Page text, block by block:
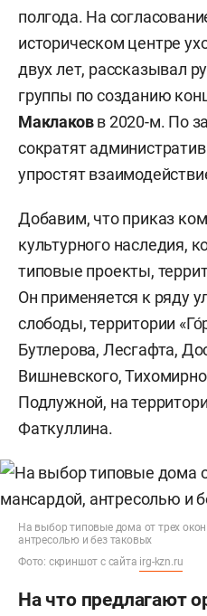
полгода. На
историческом центре
двух лет, рассказывал
группы по созданию
Маклаковв 2020-м. По
сократят
упростят
Добавим, что приказ
культурного наследия,
типовые проекты,
Он применяется к ряду
слободы, территории
Бутлерова, Лесгафта,
Вишневского,
Подлужной, на
Фаткуллина.
На выбор типовые дома от трех
антресолью и без таковых
Фото: скриншот с сайта irg-kzn.ru
На что предлагают